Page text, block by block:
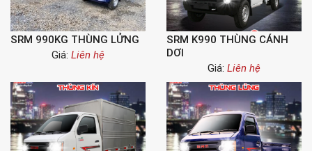
SRM 990KG THÙNG LỬNG
Giá: Liên hệ
SRM K990 THÙNG CÁNH
DƠI
Giá: Liên hệ